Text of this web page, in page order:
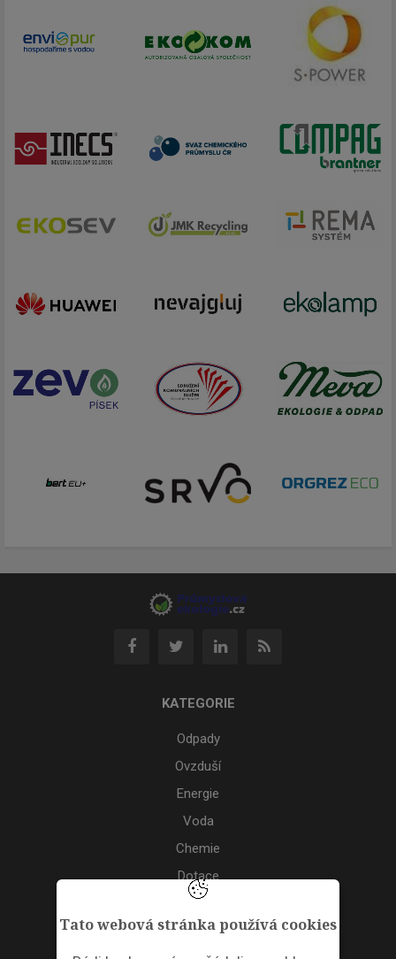
Tato webová stránka používá cookies
KATEGORIE
Odpady
Ovzduší
Energie
Voda
Chemie
Dotace
Akce